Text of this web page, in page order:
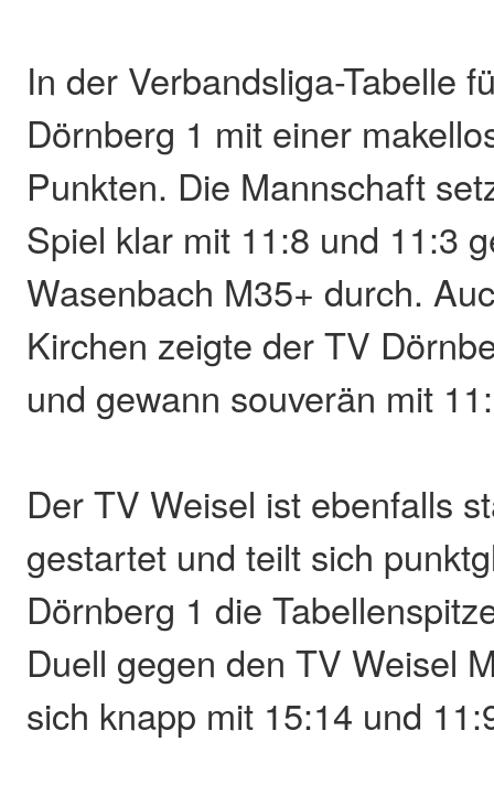
In der Verbandsliga-Tabelle
Dörnberg 1 mit einer
Punkten. Die Mannschaft
Spiel klar mit 11:8 und 11:3
Wasenbach M35+ durch.
Kirchen zeigte der TV
und gewann souverän mit
Der TV Weisel ist ebenfalls
gestartet und teilt sich
Dörnberg 1 die
Duell gegen den TV Weisel
sich knapp mit 15:14 und